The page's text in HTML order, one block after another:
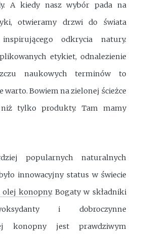
A kiedy nasz wybór pada na
otwieramy drzwi do świata
odkrycia natury.
etykiet, odnalezienie
naukowych terminów to
warto. Bowiem na zielonej ścieżce
tylko produkty. Tam mamy
popularnych naturalnych
innowacyjny status w świecie
olej konopny. Bogaty w składniki
i dobroczynne
konopny jest prawdziwym